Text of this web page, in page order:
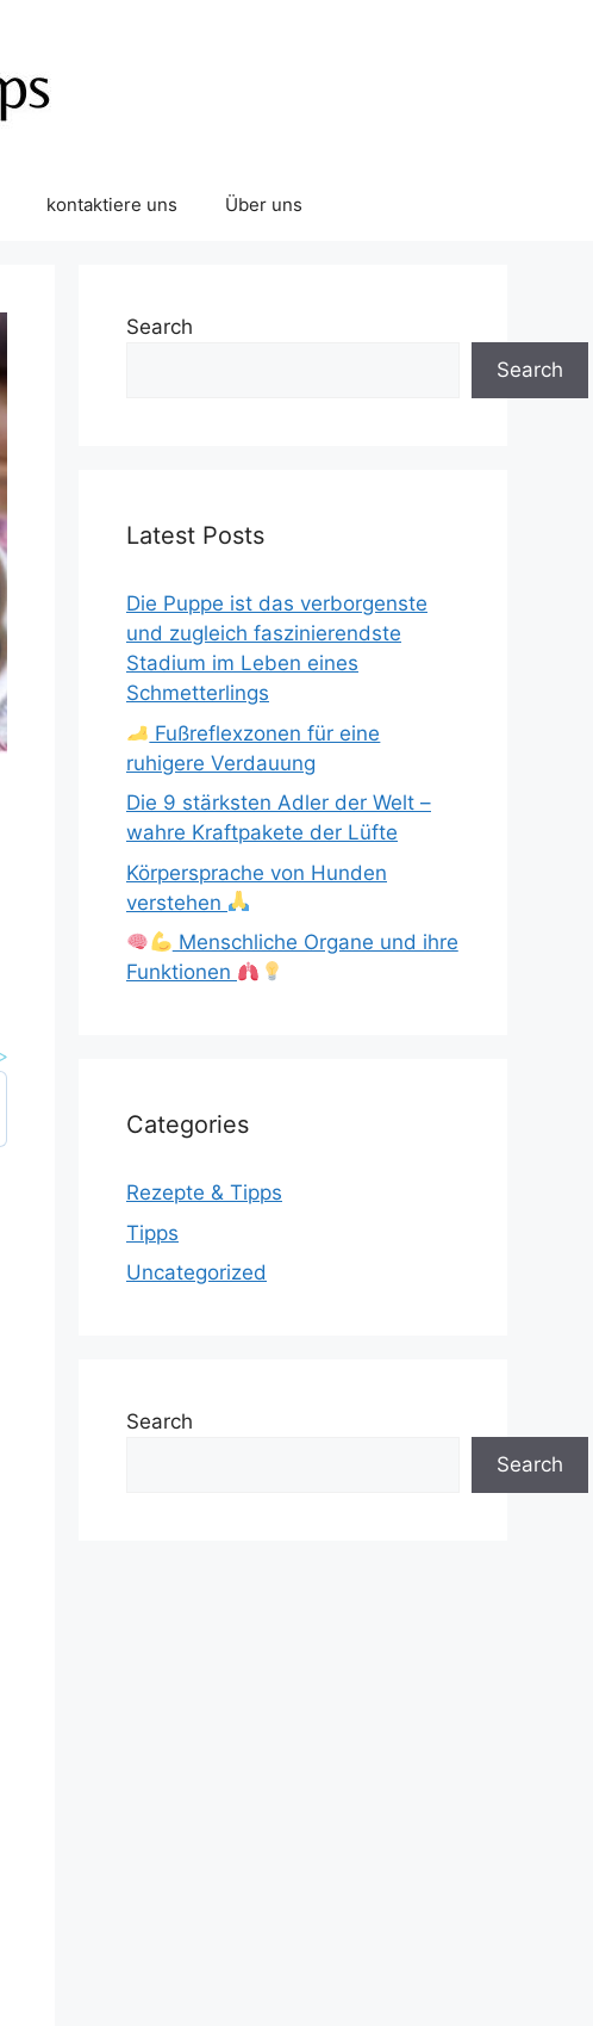
kontaktiere uns Über uns
Search
Search
Latest Posts
Die Puppe ist das verborgenste
und zugleich faszinierendste
Stadium im Leben eines
Schmetterlings
Fußreflexzonen für eine
ruhigere Verdauung
Die 9 stärksten Adler der Welt –
wahre Kraftpakete der Lüfte
Körpersprache von Hunden
verstehen
Menschliche Organe und ihre
Funktionen
Categories
Rezepte & Tipps
Tipps
Uncategorized
Search
Search